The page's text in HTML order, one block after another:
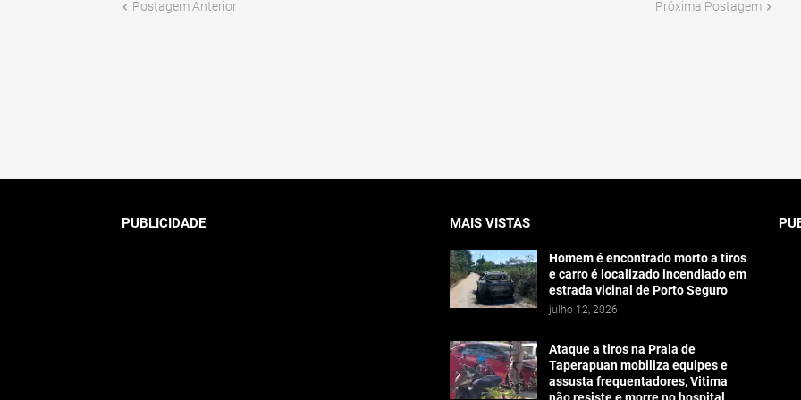
Postagem Anterior Próxima Postagem
PUBLICIDADE MAIS VISTAS
Homem é encontrado morto a tiros
e carro é localizado incendiado em
estrada vicinal de Porto Seguro
julho 12, 2026
Ataque a tiros na Praia de
Taperapuan mobiliza equipes e
assusta frequentadores, Vitima